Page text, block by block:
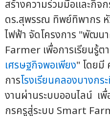
สร้างความร่วมมือและกิจ
ดร.สุพรรณ ทิพย์ทิพากร หั
ไฟฟ้า จัดโครงการ "พัฒน
Farmer เพื่อการเรียนรู้ต
เศรษฐกิจพอเพียง" โดยมี
การโรงเรียนคลองบางกร
งานผ่านระบบออนไลน์ เ
กรครูสู่ระบบ Smart